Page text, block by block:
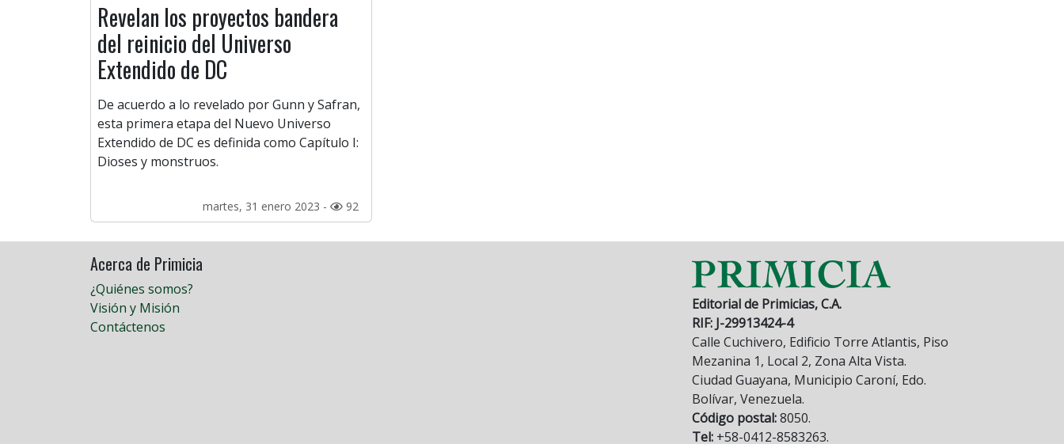
Revelan los proyectos bandera
del reinicio del Universo
Extendido de DC
De acuerdo a lo revelado por Gunn y Safran,
esta primera etapa del Nuevo Universo
Extendido de DC es definida como Capítulo I:
Dioses y monstruos.
martes, 31 enero 2023 - 92
Acerca de Primicia
¿Quiénes somos?
Visión y Misión
Contáctenos
Editorial de Primicias, C.A.
RIF: J-29913424-4
Calle Cuchivero, Edificio Torre Atlantis, Piso
Mezanina 1, Local 2, Zona Alta Vista.
Ciudad Guayana, Municipio Caroní, Edo.
Bolívar, Venezuela.
Código postal:8050.
Tel: +58-0412-8583263.